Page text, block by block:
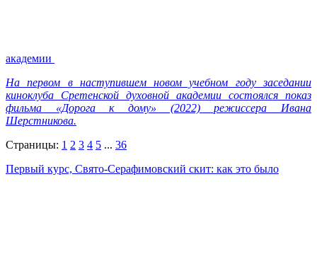
академии
На первом в наступившем новом учебном году заседании
киноклуба Сретенской духовной академии состоялся показ
фильма «Дорога к дому» (2022) режиссера Ивана
Шерстникова.
Страницы: 1 2 3 4 5 ... 36
Первый курс, Свято-Серафимовский скит: как это было